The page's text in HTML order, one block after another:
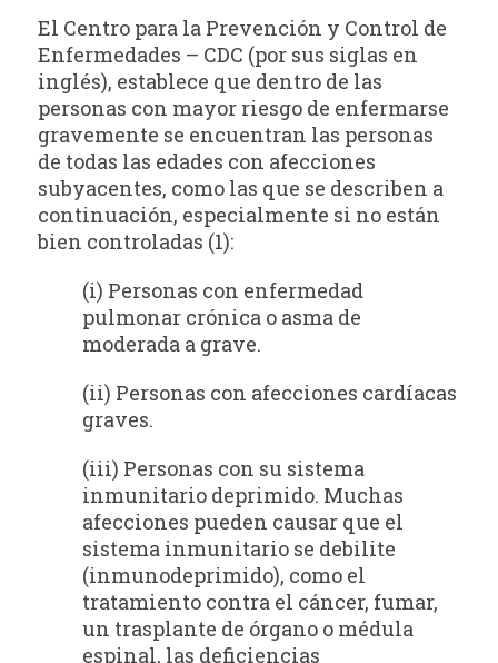
El Centro para la Prevención y Control de
Enfermedades – CDC (por sus siglas en
inglés), establece que dentro de las
personas con mayor riesgo de enfermarse
gravemente se encuentran las personas
de todas las edades con afecciones
subyacentes, como las que se describen a
continuación, especialmente si no están
bien controladas (1):
(i) Personas con enfermedad
pulmonar crónica o asma de
moderada a grave.
(ii) Personas con afecciones cardíacas
graves.
(iii) Personas con su sistema
inmunitario deprimido. Muchas
afecciones pueden causar que el
sistema inmunitario se debilite
(inmunodeprimido), como el
tratamiento contra el cáncer, fumar,
un trasplante de órgano o médula
espinal, las deficiencias